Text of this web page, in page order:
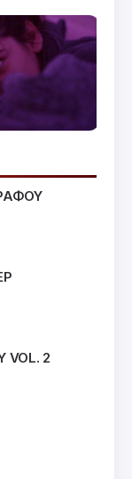
VOL. 2